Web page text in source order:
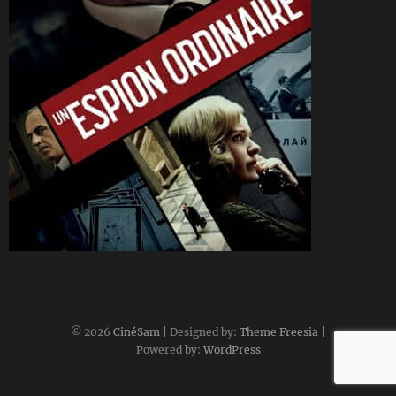
© 2026 CinéSam | Designed by: Theme Freesia
Powered by: WordPress